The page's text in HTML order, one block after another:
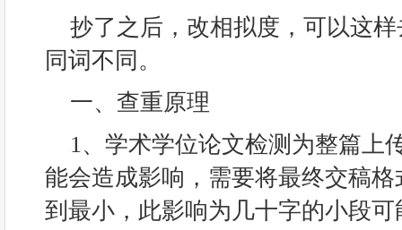
抄了之后，改相拟度，可以这
同词不同。
一、查重原理
1、学术学位论文检测为整篇上
能会造成影响，需要将最终交稿
到最小，此影响为几十字的小段